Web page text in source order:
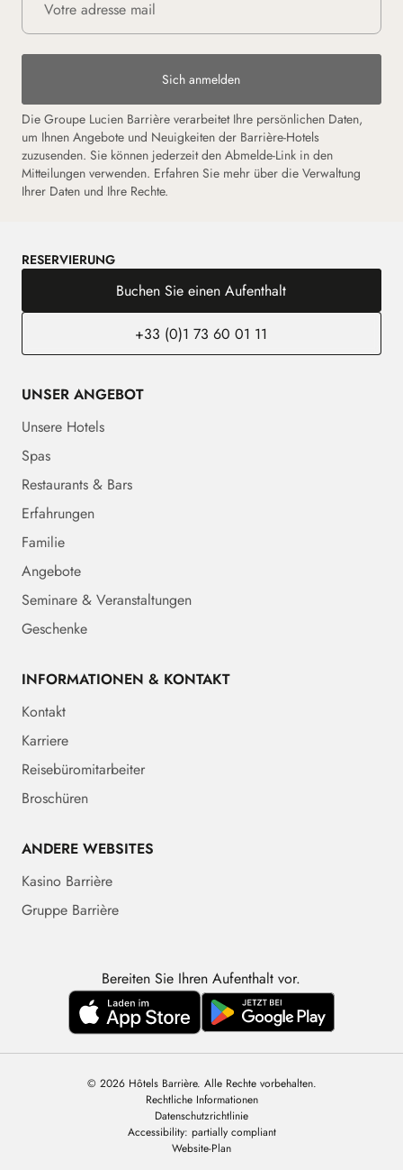
Sich anmelden
Die Groupe Lucien Barrière verarbeitet Ihre persönlichen Daten,
um Ihnen Angebote und Neuigkeiten der Barrière-Hotels
zuzusenden. Sie können jederzeit den Abmelde-Link in den
Mitteilungen verwenden. Erfahren Sie mehr über die Verwaltung
Ihrer Daten und Ihre Rechte.
RESERVIERUNG
Buchen Sie einen Aufenthalt
+33 (0)1 73 60 01 11
UNSER ANGEBOT
Unsere Hotels
Spas
Restaurants & Bars
Erfahrungen
Familie
Angebote
Seminare & Veranstaltungen
Geschenke
INFORMATIONEN & KONTAKT
Kontakt
Karriere
Reisebüromitarbeiter
Broschüren
ANDERE WEBSITES
Kasino Barrière
Gruppe Barrière
Bereiten Sie Ihren Aufenthalt vor.
© 2026 Hôtels Barrière. Alle Rechte vorbehalten.
Rechtliche Informationen
Datenschutzrichtlinie
Accessibility: partially compliant
Website-Plan